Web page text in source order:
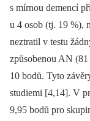
s mírnou demencí
u 4 osob (tj. 19 %),
neztratil v testu
způsobenou AN (81
10 bodů. Tyto
studiemi [4,14]. V
9,95 bodů pro